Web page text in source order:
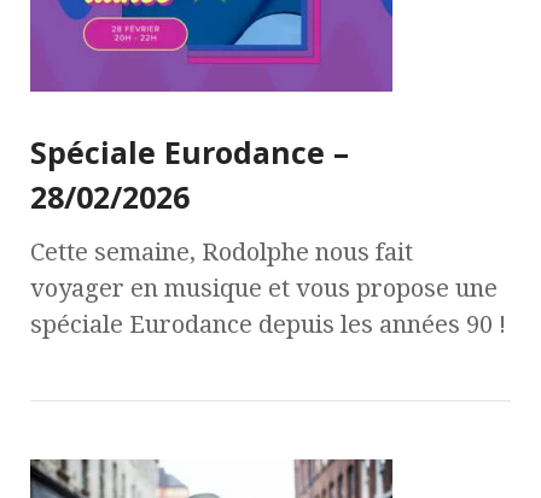
Spéciale Eurodance –
28/02/2026
Cette semaine, Rodolphe nous fait
voyager en musique et vous propose une
spéciale Eurodance depuis les années 90 !